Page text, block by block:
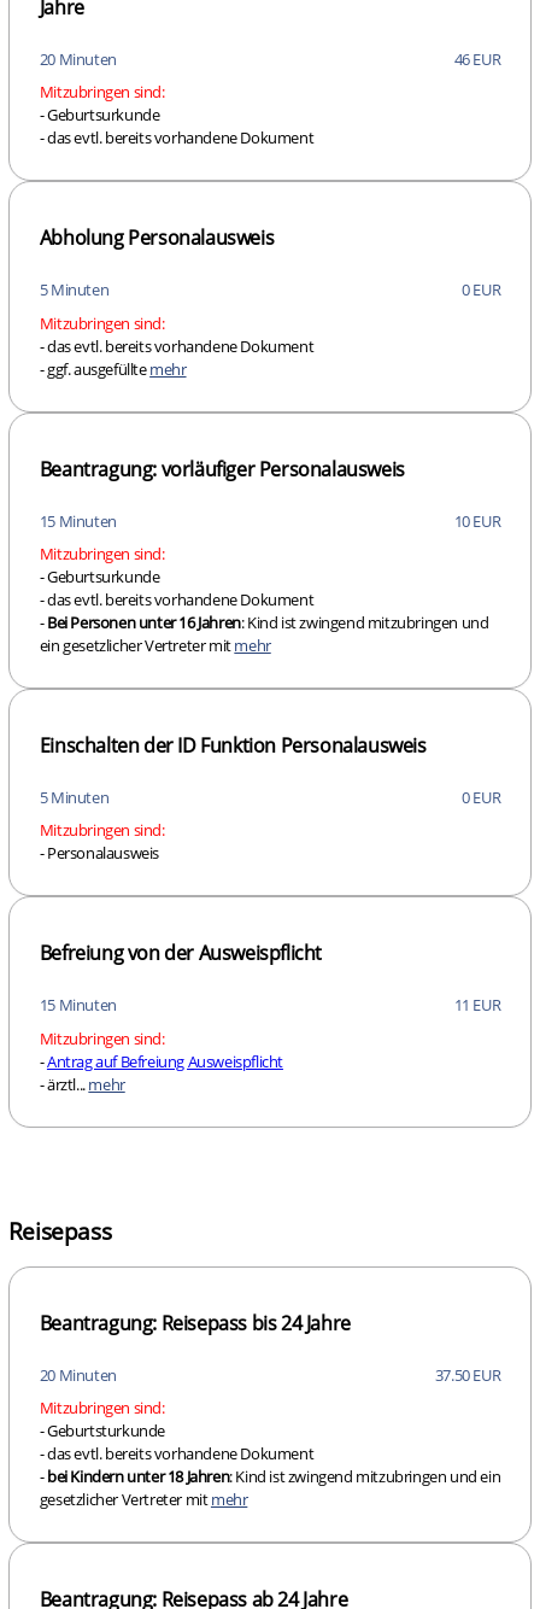
Jahre
20 Minuten
46 EUR
Mitzubringen sind:
- Geburtsurkunde
- das evtl. bereits vorhandene Dokument
Abholung Personalausweis
5 Minuten
0 EUR
Mitzubringen sind:
- das evtl. bereits vorhandene Dokument
- ggf. ausgefülltemehr
Beantragung: vorläufiger Personalausweis
15 Minuten
10 EUR
Mitzubringen sind:
- Geburtsurkunde
- das evtl. bereits vorhandene Dokument
-Bei Personen unter 16 Jahren: Kind ist zwingend mitzubringen und
ein gesetzlicher Vertreter mitmehr
Einschalten der ID Funktion Personalausweis
5 Minuten
0 EUR
Mitzubringen sind:
- Personalausweis
Befreiung von der Ausweispflicht
15 Minuten
11 EUR
Mitzubringen sind:
-Antrag auf Befreiung Ausweispflicht
- ärztl...mehr
Reisepass
Beantragung: Reisepass bis 24 Jahre
20 Minuten
37.50 EUR
Mitzubringen sind:
- Geburtsturkunde
- das evtl. bereits vorhandene Dokument
-bei Kindern unter 18 Jahren: Kind ist zwingend mitzubringen und ein
gesetzlicher Vertreter mitmehr
Beantragung: Reisepass ab 24 Jahre